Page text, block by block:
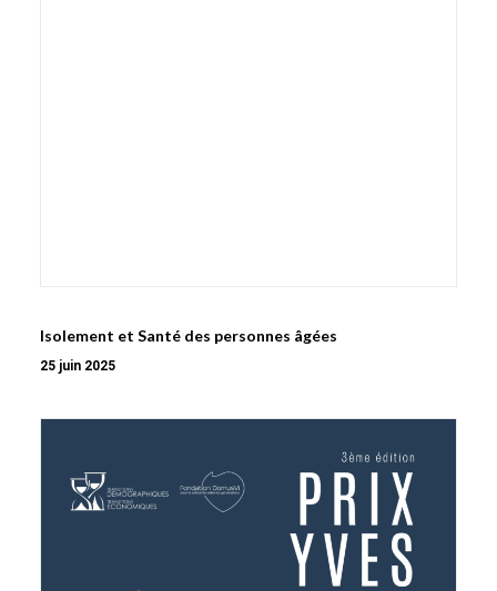
Isolement et Santé des personnes âgées
25 juin 2025